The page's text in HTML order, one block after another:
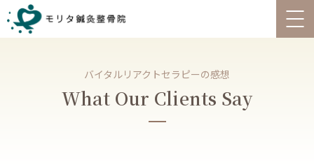
バイタルリアクトセラピーの感想
What Our Clients Say